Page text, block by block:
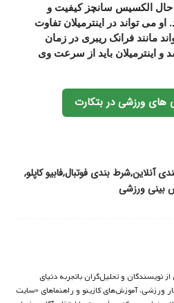
حال الکسیس سانچز کیفیت و
او می تواند در اینترمیلان تفاوت
مانند فرانک ریبری در زمان
و اینترمیلان باید از سرعت وی
های ورزشی در بتکارت
آنلاینشرط بندی فوتبالفابیو کاپلو
بینی ورزشی
نویسندگان و تحلیل‌گران باتجربه دنیای
ورزشی، آموزش‌های کازینو و راهنماهای «سایت